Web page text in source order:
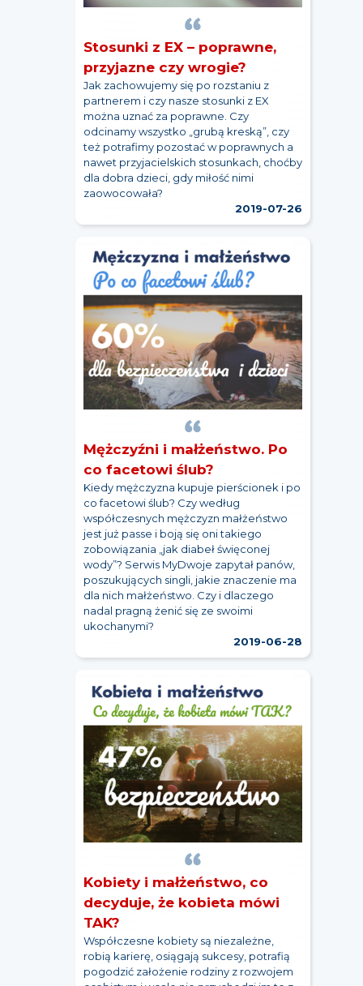
Stosunki z EX – poprawne,
przyjazne czy wrogie?
Jak zachowujemy się po rozstaniu z
partnerem i czy nasze stosunki z EX
można uznać za poprawne. Czy
odcinamy wszystko „grubą kreską”, czy
też potrafimy pozostać w poprawnych a
nawet przyjacielskich stosunkach, choćby
dla dobra dzieci, gdy miłość nimi
zaowocowała?
2019-07-26
Mężczyźni i małżeństwo. Po
co facetowi ślub?
Kiedy mężczyzna kupuje pierścionek i po
co facetowi ślub? Czy według
współczesnych mężczyzn małżeństwo
jest już passe i boją się oni takiego
zobowiązania „jak diabeł święconej
wody”? Serwis MyDwoje zapytał panów,
poszukujących singli, jakie znaczenie ma
dla nich małżeństwo. Czy i dlaczego
nadal pragną żenić się ze swoimi
ukochanymi?
2019-06-28
Kobiety i małżeństwo, co
decyduje, że kobieta mówi
TAK?
Współczesne kobiety są niezależne,
robią karierę, osiągają sukcesy, potrafią
pogodzić założenie rodziny z rozwojem